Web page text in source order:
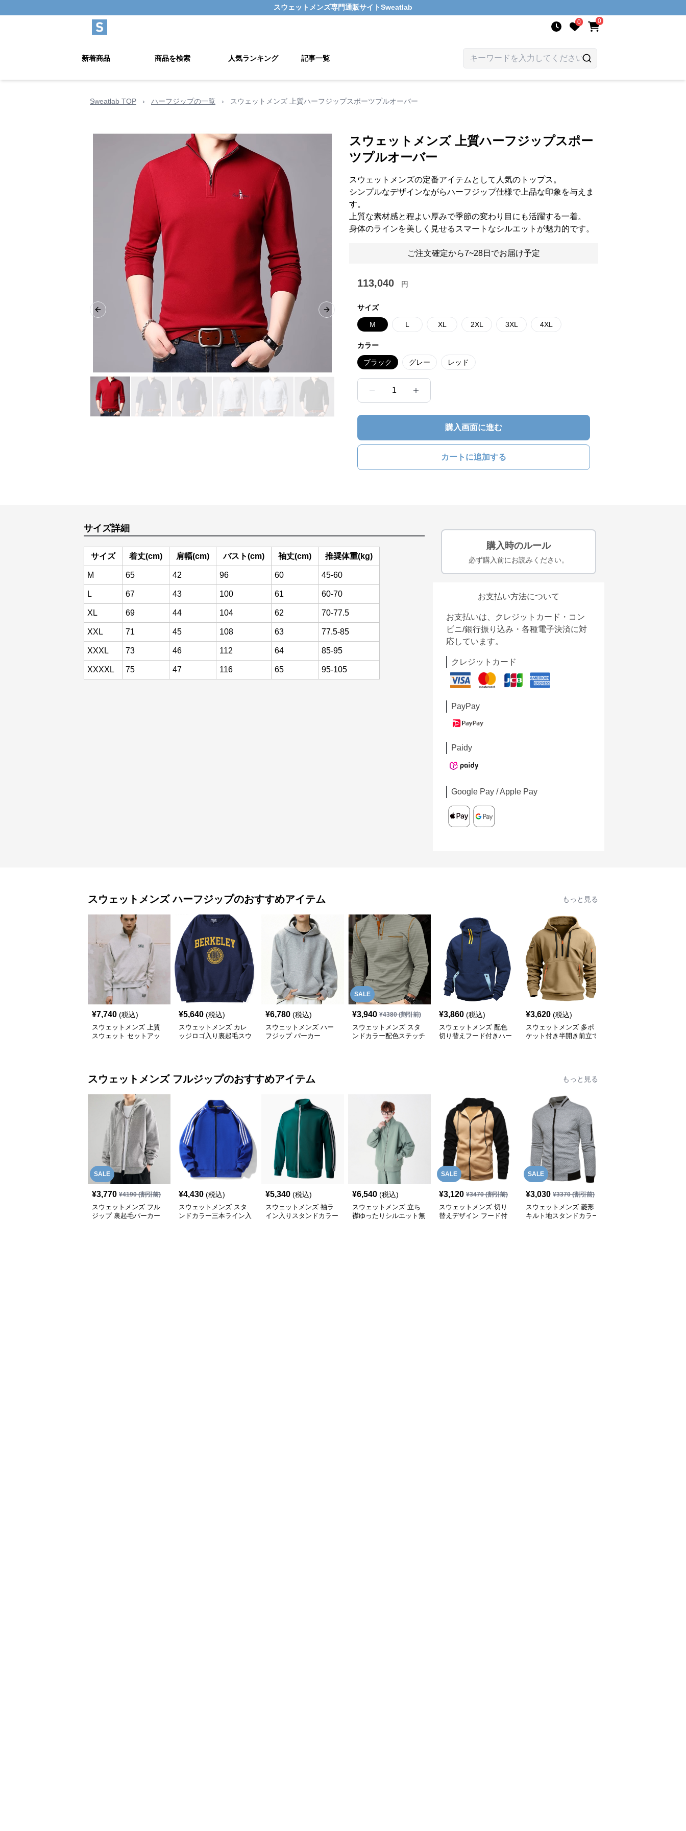
スウェットメンズ専門通販サイトSweatlab
0 0
新着商品 商品を検索 人気ランキング 記事一覧
Sweatlab TOP › ハーフジップの一覧 › スウェットメンズ 上質ハーフジップスポーツプルオーバー
Previous slide Next slide
スウェットメンズ 上質ハーフジップスポー
ツプルオーバー
スウェットメンズの定番アイテムとして人気のトップス。
シンプルなデザインながらハーフジップ仕様で上品な印象を与えま
す。
上質な素材感と程よい厚みで季節の変わり目にも活躍する一着。
身体のラインを美しく見せるスマートなシルエットが魅力的です。
ご注文確定から7~28日でお届け予定
113,040 円
サイズ
M L XL 2XL 3XL 4XL
カラー
ブラック グレー レッド
1
購入画面に進む
カートに追加する
サイズ詳細
サイズ 着丈(cm) 肩幅(cm) バスト(cm) 袖丈(cm) 推奨体重(kg)
M 65 42 96 60 45-60
L 67 43 100 61 60-70
XL 69 44 104 62 70-77.5
XXL 71 45 108 63 77.5-85
XXXL 73 46 112 64 85-95
XXXXL 75 47 116 65 95-105
購入時のルール
必ず購入前にお読みください。
お支払い方法について
お支払いは、クレジットカード・コン
ビニ/銀行振り込み・各種電子決済に対
応しています。
クレジットカード
PayPay
Paidy
Google Pay / Apple Pay
スウェットメンズ ハーフジップのおすすめアイテム もっと見る
¥7,740 (税込)
スウェットメンズ 上質
スウェット セットアッ
¥5,640 (税込)
スウェットメンズ カレ
ッジロゴ入り裏起毛スウ
¥6,780 (税込)
スウェットメンズ ハー
フジップ パーカー
SALE
¥3,940 ¥4380(割引前)
スウェットメンズ スタ
ンドカラー配色ステッチ
¥3,860 (税込)
スウェットメンズ 配色
切り替えフード付きハー
¥3,620 (税込)
スウェットメンズ 多ポ
ケット付き半開き前立て
スウェットメンズ フルジップのおすすめアイテム もっと見る
SALE
¥3,770 ¥4190(割引前)
スウェットメンズ フル
ジップ 裏起毛パーカー
¥4,430 (税込)
スウェットメンズ スタ
ンドカラー三本ライン入
¥5,340 (税込)
スウェットメンズ 袖ラ
イン入りスタンドカラー
¥6,540 (税込)
スウェットメンズ 立ち
襟ゆったりシルエット無
SALE
¥3,120 ¥3470(割引前)
スウェットメンズ 切り
替えデザイン フード付
SALE
¥3,030 ¥3370(割引前)
スウェットメンズ 菱形
キルト地スタンドカラー